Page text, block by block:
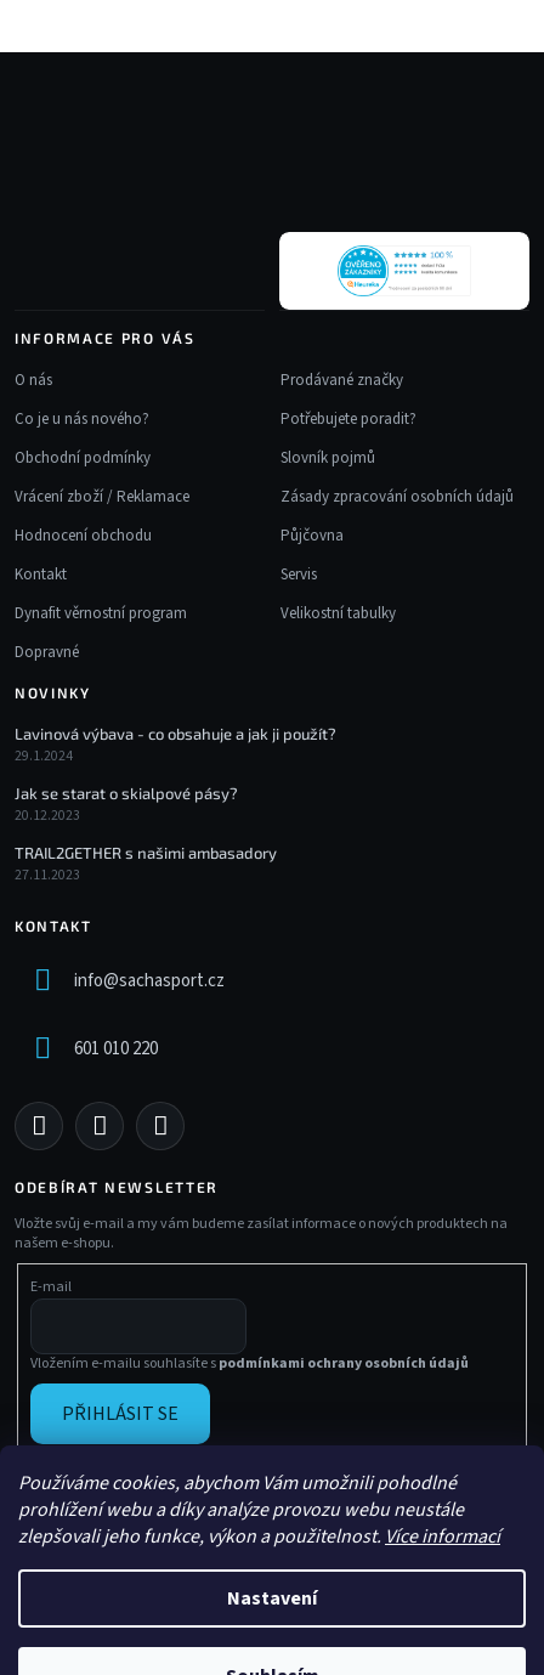
Používáme cookies, abychom Vám umožnili pohodlné
prohlížení webu a díky analýze provozu webu neustále
zlepšovali jeho funkce, výkon a použitelnost. Více informací
Nastavení
INFORMACE PRO VÁS
O nás
Co je u nás nového?
Obchodní podmínky
Vrácení zboží / Reklamace
Hodnocení obchodu
Kontakt
Dynafit věrnostní program
Dopravné
Prodávané značky
Potřebujete poradit?
Slovník pojmů
Zásady zpracování osobních údajů
Půjčovna
Servis
Velikostní tabulky
NOVINKY
Lavinová výbava - co obsahuje a jak ji použít?
29.1.2024
Jak se starat o skialpové pásy?
20.12.2023
TRAIL2GETHER s našimi ambasadory
27.11.2023
KONTAKT
info@sachasport.cz
601 010 220
ODEBÍRAT NEWSLETTER
Vložte svůj e-mail a my vám budeme zasílat informace o nových produktech na
našem e-shopu.
E-mail
Vložením e-mailu souhlasíte spodmínkami ochrany osobních údajů
PŘIHLÁSIT SE
Vytvořil Shoptet
Copyright 2026Sachasport. Všechna práva vyhrazena.